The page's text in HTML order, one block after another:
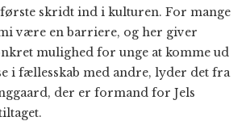
skridt ind i kulturen. For mange
være en barriere, og her giver
mulighed for unge at komme ud
i fællesskab med andre, lyder det fra
der er formand for Jels